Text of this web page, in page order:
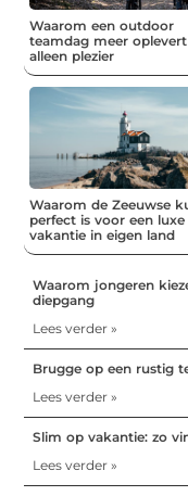
Waarom een outdoor
teamdag meer
alleen plezier
Waarom de Zeeuwse
perfect is voor een luxe
vakantie in eigen land
Waarom jongeren
diepgang
Lees verder »
Brugge op een rustig
Lees verder »
Slim op vakantie: zo
Lees verder »